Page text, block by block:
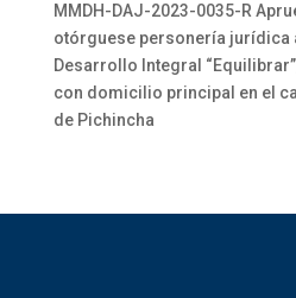
MMDH-DAJ-2023-0035-R
otórguese personería jurídica
Desarrollo Integral
con domicilio principal en el
de Pichincha